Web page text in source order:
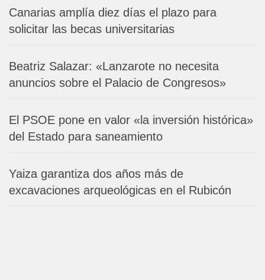
Canarias amplía diez días el plazo para
solicitar las becas universitarias
Beatriz Salazar: «Lanzarote no necesita
anuncios sobre el Palacio de Congresos»
El PSOE pone en valor «la inversión histórica»
del Estado para saneamiento
Yaiza garantiza dos años más de
excavaciones arqueológicas en el Rubicón